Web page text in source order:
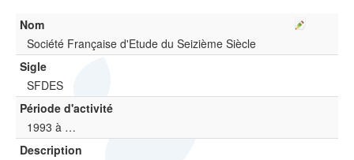
ES
?
Nom
Société Française d'Etude du Seizième Siècle
Sigle
SFDES
Période d'activité
1993 à …
Description